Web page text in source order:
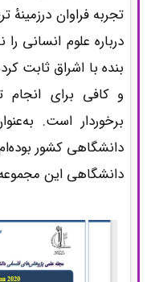
تجربه فراوان
درباره علوم انسانی
بنده با اشراق ثابت
و کافی برای انجام
برخوردار است.
دانشگاهی کشور
دانشگاهی این مجموعه